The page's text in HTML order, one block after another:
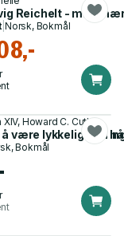
Reichelt -
|Norsk, Bokmål
å finne ro og
Howard C. Cutler
være lykkelig - en
Bokmål